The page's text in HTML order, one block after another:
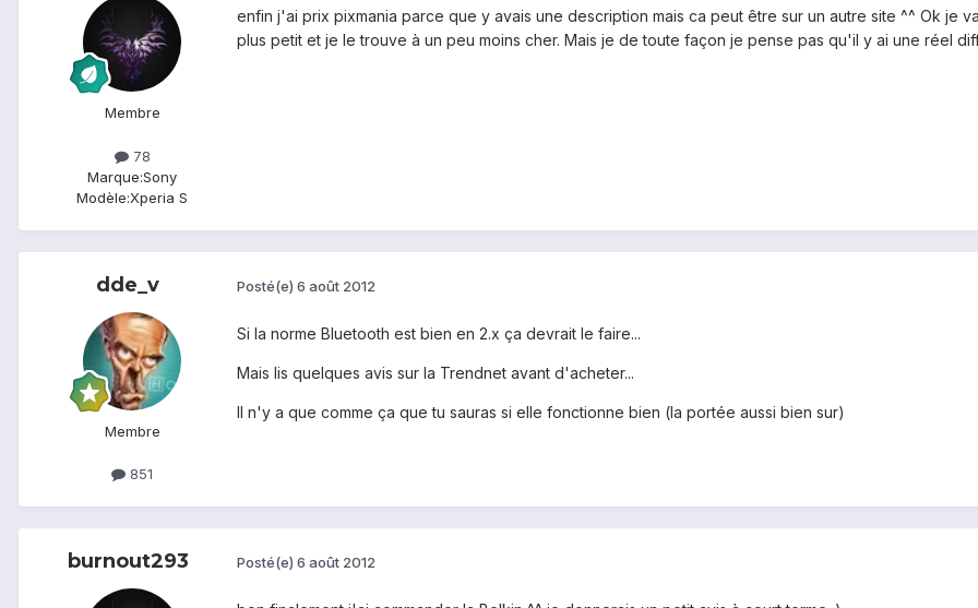
Membre
78
Marque:Sony
Modèle:Xperia S
enfin j'ai prix pixmania parce que y avais une description mais ca peut être sur un autre site ^^ Ok je
plus petit et je le trouve à un peu moins cher. Mais je de toute façon je pense pas qu'il y ai une réel
dde_v
Membre
851
Posté(e) 6 août 2012
Si la norme Bluetooth est bien en 2.x ça devrait le faire...
Mais lis quelques avis sur la Trendnet avant d'acheter...
Il n'y a que comme ça que tu sauras si elle fonctionne bien (la portée aussi bien sur)
burnout293 Posté(e) 6 août 2012